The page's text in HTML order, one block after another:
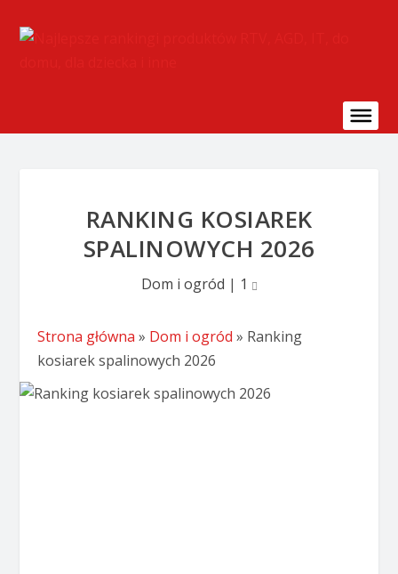
RANKING KOSIAREK
SPALINOWYCH 2026
Dom i ogród | 1
Strona główna » Dom i ogród » Ranking
kosiarek spalinowych 2026